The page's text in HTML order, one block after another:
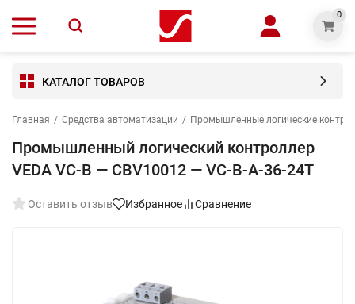
0
КАТАЛОГ ТОВАРОВ
Главная / Средства автоматизации / Промышленные логические
Промышленный логический контроллер
VEDA VC-B — CBV10012 — VC-В-A-36-24T
Оставить отзыв Избранное Сравнение